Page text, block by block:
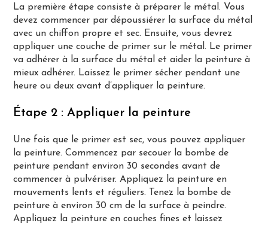
La première étape consiste à préparer le métal. Vous
devez commencer par dépoussiérer la surface du métal
avec un chiffon propre et sec. Ensuite, vous devrez
appliquer une couche de primer sur le métal. Le primer
va adhérer à la surface du métal et aider la peinture à
mieux adhérer. Laissez le primer sécher pendant une
heure ou deux avant d’appliquer la peinture.
Étape 2 : Appliquer la peinture
Une fois que le primer est sec, vous pouvez appliquer
la peinture. Commencez par secouer la bombe de
peinture pendant environ 30 secondes avant de
commencer à pulvériser. Appliquez la peinture en
mouvements lents et réguliers. Tenez la bombe de
peinture à environ 30 cm de la surface à peindre.
Appliquez la peinture en couches fines et laissez